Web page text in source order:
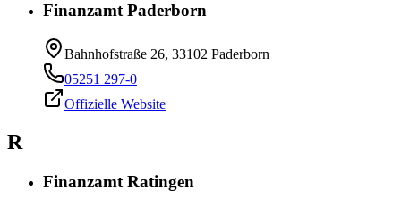
Finanzamt Paderborn
Bahnhofstraße 26, 33102 Paderborn
05251 297-0
Offizielle Website
R
Finanzamt Ratingen